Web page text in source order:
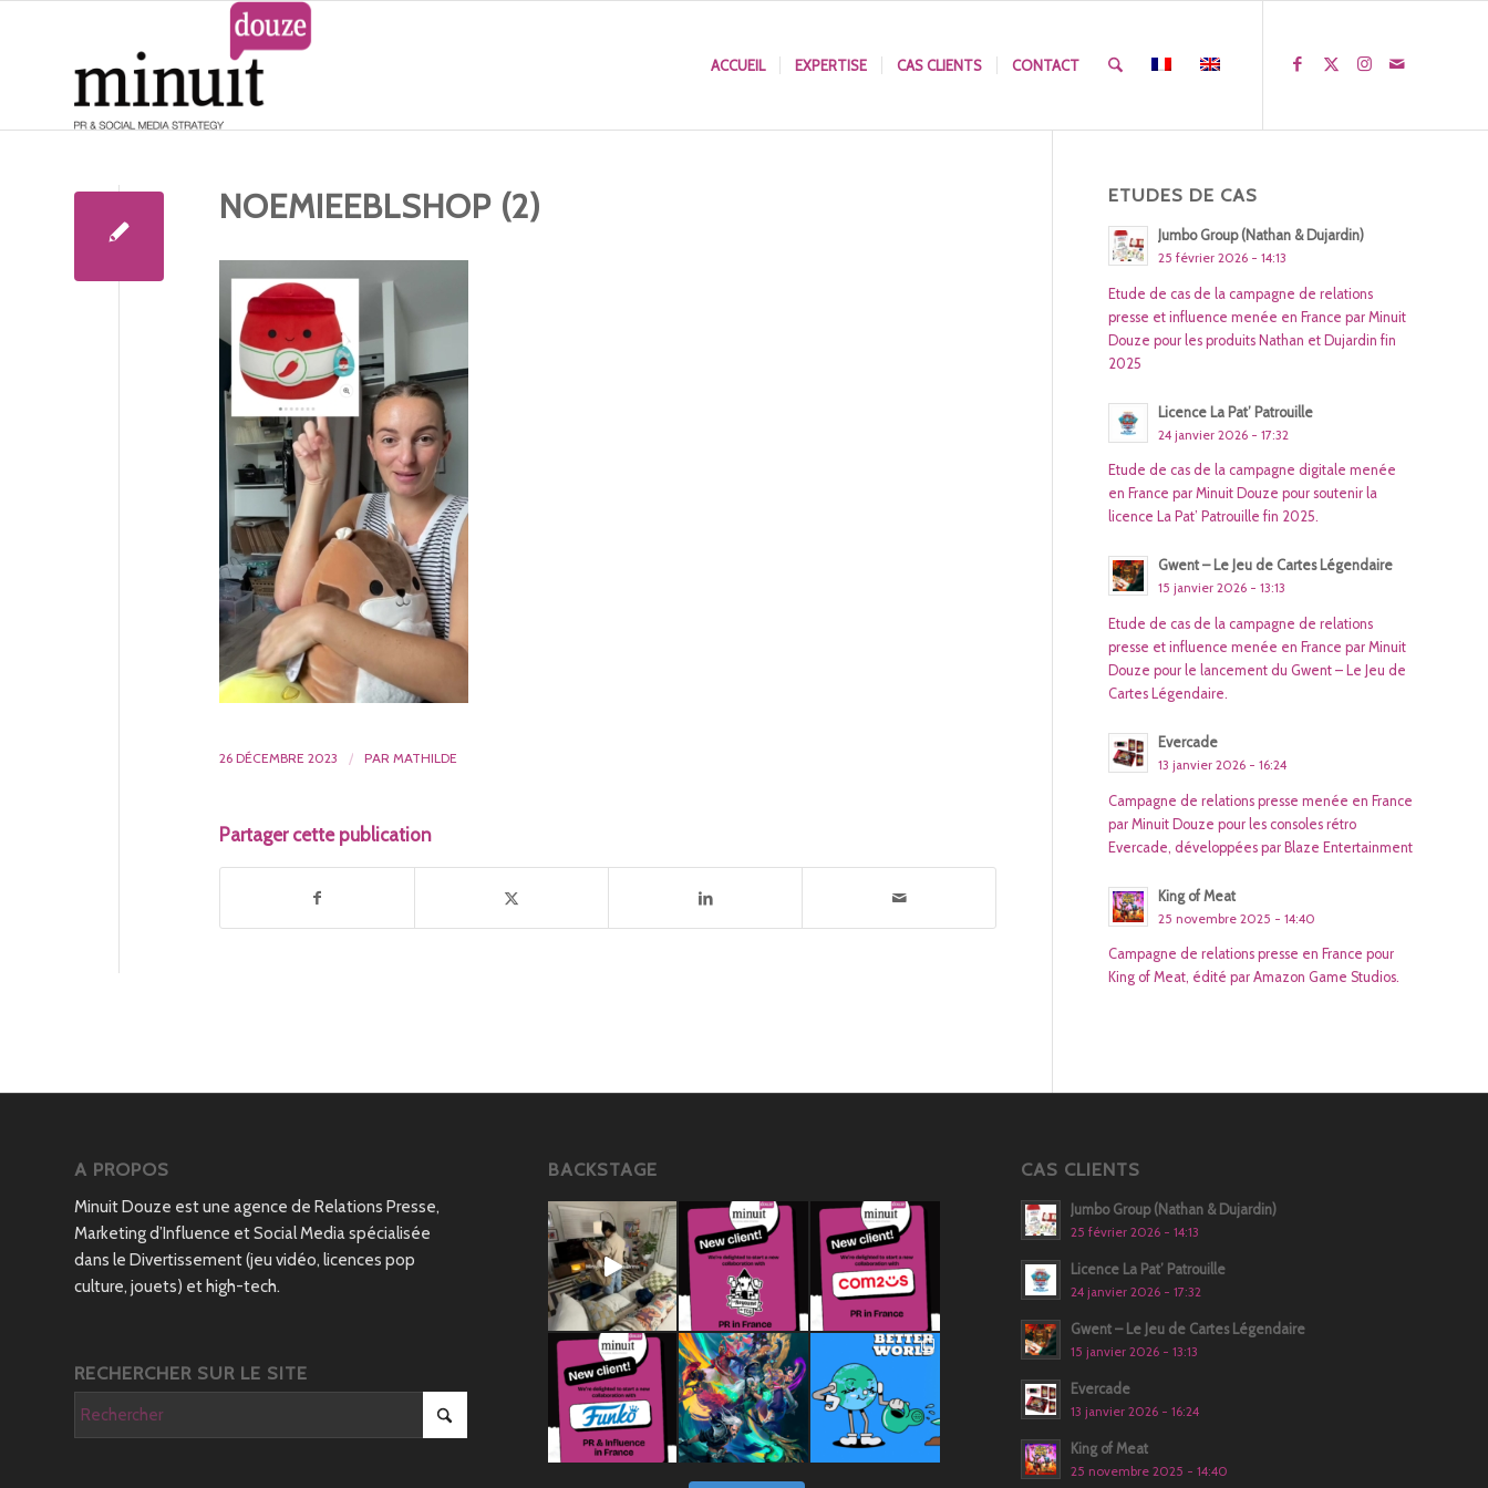
ACCUEIL EXPERTISE CAS CLIENTS CONTACT
NOEMIEEBLSHOP (2)
26 DÉCEMBRE 2023 / PAR MATHILDE
Partager cette publication
ETUDES DE CAS
Jumbo Group (Nathan & Dujardin)
25 février 2026 - 14:13
Etude de cas de la campagne de relations
presse et influence menée en France par Minuit
Douze pour les produits Nathan et Dujardin fin
2025
Licence La Pat’ Patrouille
24 janvier 2026 - 17:32
Etude de cas de la campagne digitale menée
en France par Minuit Douze pour soutenir la
licence La Pat’ Patrouille fin 2025.
Gwent – Le Jeu de Cartes Légendaire
15 janvier 2026 - 13:13
Etude de cas de la campagne de relations
presse et influence menée en France par Minuit
Douze pour le lancement du Gwent – Le Jeu de
Cartes Légendaire.
Evercade
13 janvier 2026 - 16:24
Campagne de relations presse menée en France
par Minuit Douze pour les consoles rétro
Evercade, développées par Blaze Entertainment
King of Meat
25 novembre 2025 - 14:40
Campagne de relations presse en France pour
King of Meat, édité par Amazon Game Studios.
A PROPOS
Minuit Douze est une agence de Relations Presse,
Marketing d’Influence et Social Media spécialisée
dans le Divertissement (jeu vidéo, licences pop
culture, jouets) et high-tech.
RECHERCHER SUR LE SITE
BACKSTAGE CAS CLIENTS
Jumbo Group (Nathan & Dujardin)
25 février 2026 - 14:13
Licence La Pat’ Patrouille
24 janvier 2026 - 17:32
Gwent – Le Jeu de Cartes Légendaire
15 janvier 2026 - 13:13
Evercade
13 janvier 2026 - 16:24
King of Meat
25 novembre 2025 - 14:40